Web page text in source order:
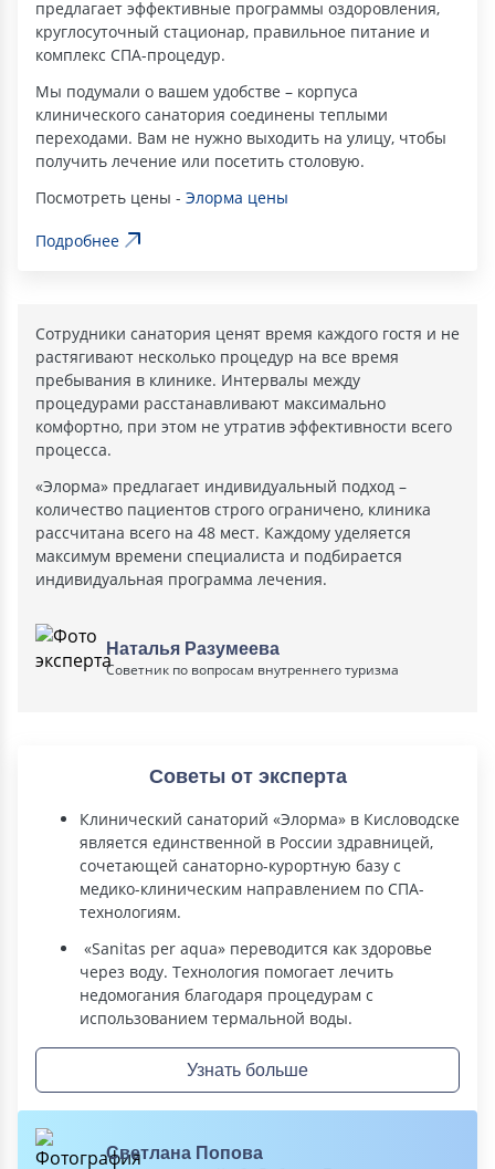
предлагает эффективные программы оздоровления,
круглосуточный стационар, правильное питание и
комплекс СПА-процедур.
Мы подумали о вашем удобстве – корпуса
клинического санатория соединены теплыми
переходами. Вам не нужно выходить на улицу, чтобы
получить лечение или посетить столовую.
Посмотреть цены - Элорма цены
Подробнее
Сотрудники санатория ценят время каждого гостя и не
растягивают несколько процедур на все время
пребывания в клинике. Интервалы между
процедурами расстанавливают максимально
комфортно, при этом не утратив эффективности всего
процесса.
«Элорма» предлагает индивидуальный подход –
количество пациентов строго ограничено, клиника
рассчитана всего на 48 мест. Каждому уделяется
максимум времени специалиста и подбирается
индивидуальная программа лечения.
Наталья Разумеева
Советник по вопросам внутреннего туризма
Светлана Попова
Советы от эксперта
Клинический санаторий «Элорма» в Кисловодске
является единственной в России здравницей,
сочетающей санаторно-курортную базу с
медико-клиническим направлением по СПА-
технологиям.
«Sanitas per aqua» переводится как здоровье
через воду. Технология помогает лечить
недомогания благодаря процедурам c
использованием термальной воды.
Узнать больше